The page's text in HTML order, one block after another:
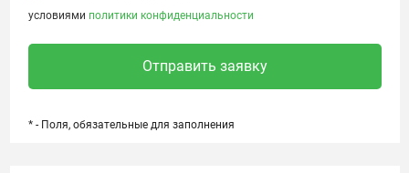
условиями политики конфиденциальности
Отправить заявку
* - Поля, обязательные для заполнения